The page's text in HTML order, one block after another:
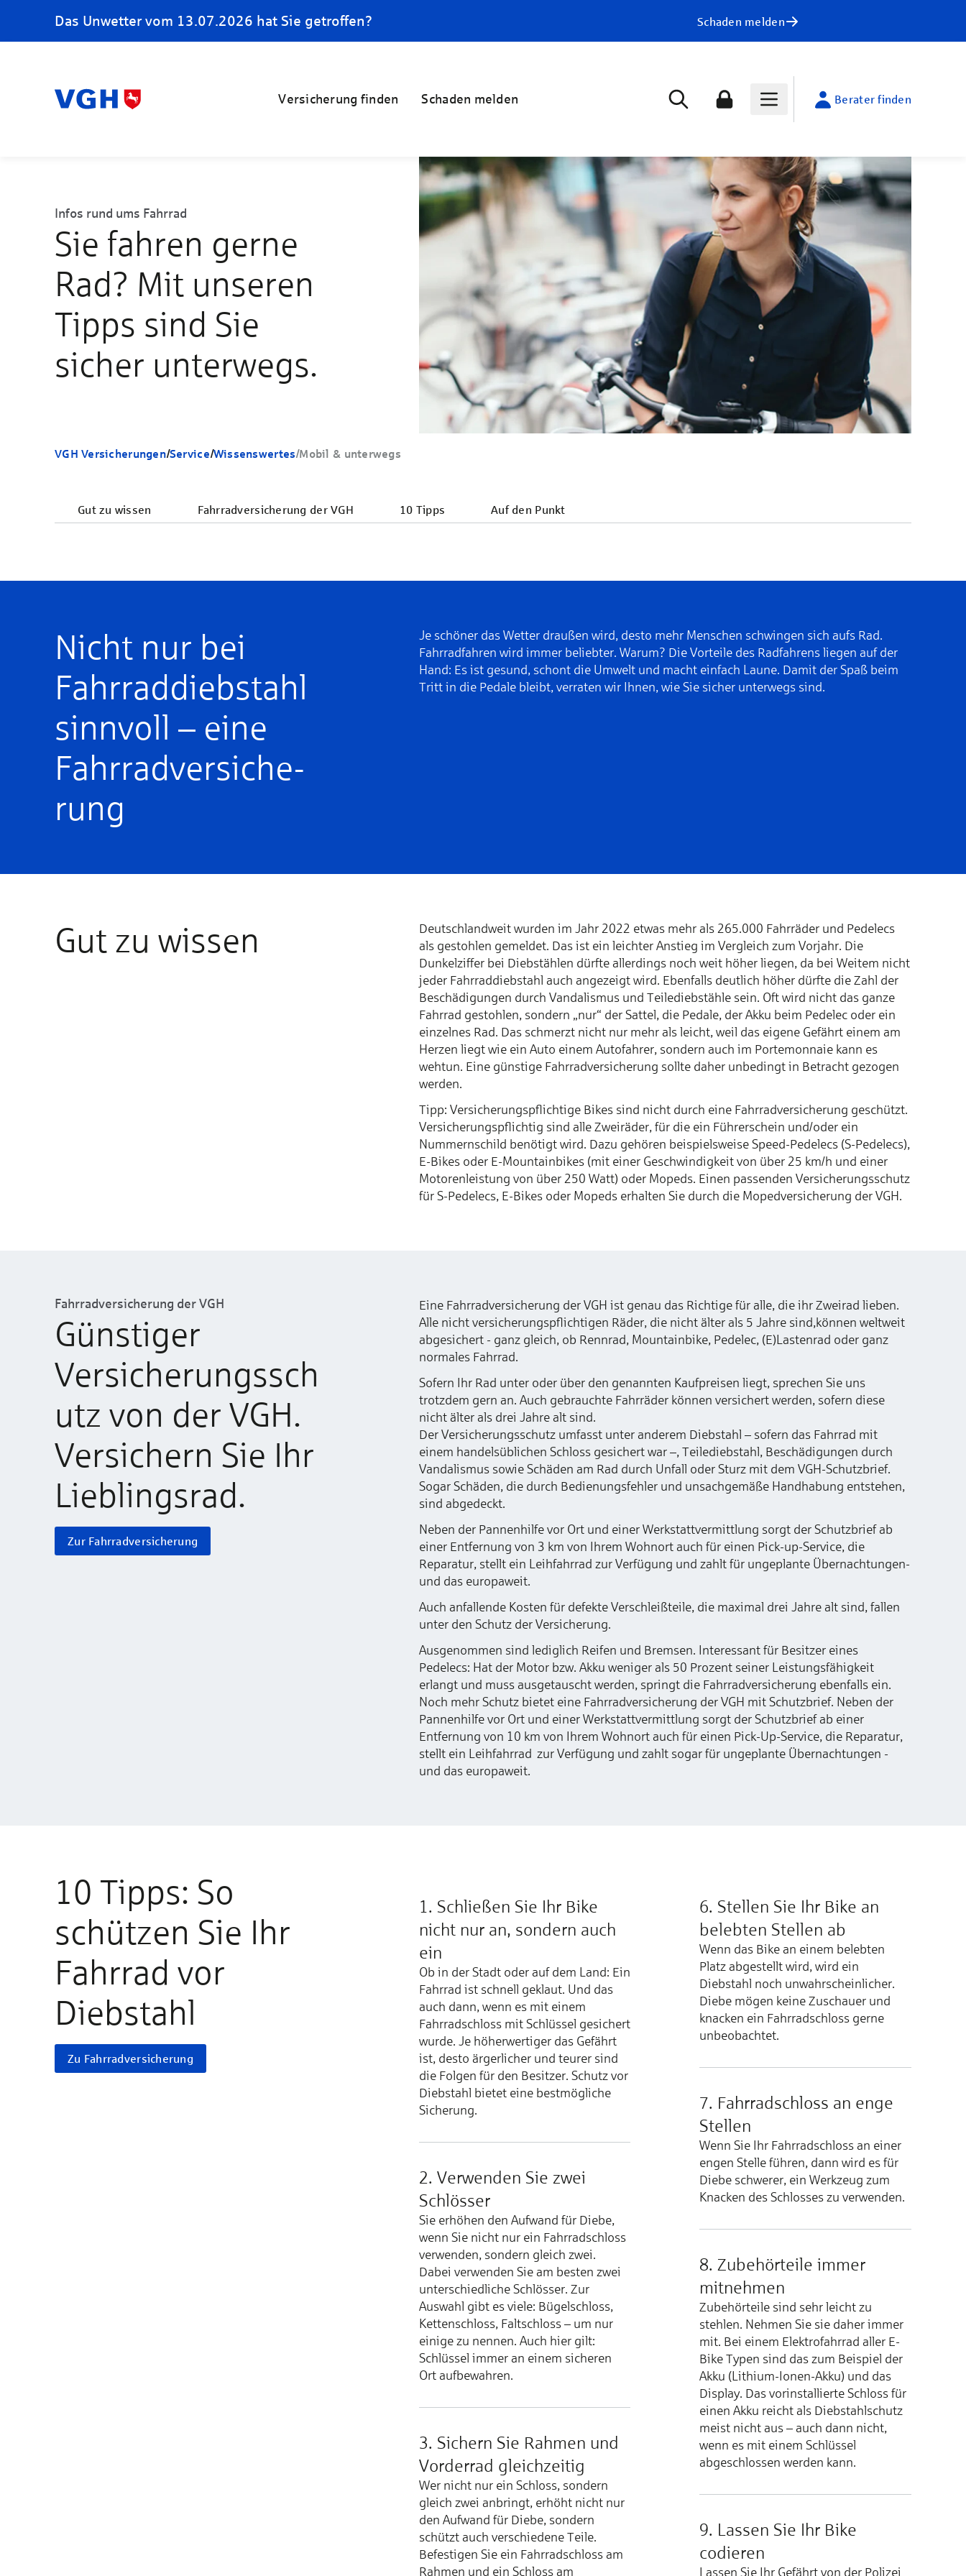
Das Unwetter vom 13.07.2026 hat Sie getroffen? Schaden melden
Versicherung finden Schaden melden Berater finden
Infos rund ums Fahrrad
Sie fahren gerne
Rad? Mit unseren
Tipps sind Sie
sicher unterwegs.
VGH Versicherungen/Service/Wissenswertes/Mobil & unterwegs
Gut zu wissen Fahrradversicherung der VGH 10 Tipps Auf den Punkt
Nicht nur bei
Fahrrad­dieb­stahl
sinnvoll – eine
Fahr­rad­versiche­
rung
Je schöner das Wetter draußen wird, desto mehr Menschen schwingen sich aufs Rad.
Fahrradfahren wird immer beliebter. Warum? Die Vorteile des Radfahrens liegen auf der
Hand: Es ist gesund, schont die Umwelt und macht einfach Laune. Damit der Spaß beim
Tritt in die Pedale bleibt, verraten wir Ihnen, wie Sie sicher unterwegs sind.
Gut zu wissen
Deutschlandweit wurden im Jahr 2022 etwas mehr als 265.000 Fahrräder und Pedelecs
als gestohlen gemeldet. Das ist ein leichter Anstieg im Vergleich zum Vorjahr. Die
Dunkelziffer bei Diebstählen dürfte allerdings noch weit höher liegen, da bei Weitem nicht
jeder Fahrraddiebstahl auch angezeigt wird. Ebenfalls deutlich höher dürfte die Zahl der
Beschädigungen durch Vandalismus und Teilediebstähle sein. Oft wird nicht das ganze
Fahrrad gestohlen, sondern „nur“ der Sattel, die Pedale, der Akku beim Pedelec oder ein
einzelnes Rad. Das schmerzt nicht nur mehr als leicht, weil das eigene Gefährt einem am
Herzen liegt wie ein Auto einem Autofahrer, sondern auch im Portemonnaie kann es
wehtun. Eine günstige Fahrradversicherung sollte daher unbedingt in Betracht gezogen
werden.
Tipp: Versicherungspflichtige Bikes sind nicht durch eine Fahrradversicherung geschützt.
Versicherungspflichtig sind alle Zweiräder, für die ein Führerschein und/oder ein
Nummernschild benötigt wird. Dazu gehören beispielsweise Speed-Pedelecs (S-Pedelecs),
E-Bikes oder E-Mountainbikes (mit einer Geschwindigkeit von über 25 km/h und einer
Motorenleistung von über 250 Watt) oder Mopeds. Einen passenden Versicherungsschutz
für S-Pedelecs, E-Bikes oder Mopeds erhalten Sie durch die Mopedversicherung der VGH.
Fahrradversicherung der VGH
Günstiger
Versicherungssch
utz von der VGH.
Versichern Sie Ihr
Lieblingsrad.
Zur Fahrradversicherung
Eine Fahrradversicherung der VGH ist genau das Richtige für alle, die ihr Zweirad lieben.
Alle nicht versicherungspflichtigen Räder, die nicht älter als 5 Jahre sind,können weltweit
abgesichert - ganz gleich, ob Rennrad, Mountainbike, Pedelec, (E)Lastenrad oder ganz
normales Fahrrad.
Sofern Ihr Rad unter oder über den genannten Kaufpreisen liegt, sprechen Sie uns
trotzdem gern an. Auch gebrauchte Fahrräder können versichert werden, sofern diese
nicht älter als drei Jahre alt sind.
Der Versicherungsschutz umfasst unter anderem Diebstahl – sofern das Fahrrad mit
einem handelsüblichen Schloss gesichert war –, Teilediebstahl, Beschädigungen durch
Vandalismus sowie Schäden am Rad durch Unfall oder Sturz mit dem VGH-Schutzbrief.
Sogar Schäden, die durch Bedienungsfehler und unsachgemäße Handhabung entstehen,
sind abgedeckt.
Neben der Pannenhilfe vor Ort und einer Werkstattvermittlung sorgt der Schutzbrief ab
einer Entfernung von 3 km von Ihrem Wohnort auch für einen Pick-up-Service, die
Reparatur, stellt ein Leihfahrrad zur Verfügung und zahlt für ungeplante Übernachtungen-
und das europaweit.
Auch anfallende Kosten für defekte Verschleißteile, die maximal drei Jahre alt sind, fallen
unter den Schutz der Versicherung.
Ausgenommen sind lediglich Reifen und Bremsen. Interessant für Besitzer eines
Pedelecs: Hat der Motor bzw. Akku weniger als 50 Prozent seiner Leistungsfähigkeit
erlangt und muss ausgetauscht werden, springt die Fahrradversicherung ebenfalls ein.
Noch mehr Schutz bietet eine Fahrradversicherung der VGH mit Schutzbrief. Neben der
Pannenhilfe vor Ort und einer Werkstattvermittlung sorgt der Schutzbrief ab einer
Entfernung von 10 km von Ihrem Wohnort auch für einen Pick-Up-Service, die Reparatur,
stellt ein Leihfahrrad zur Verfügung und zahlt sogar für ungeplante Übernachtungen -
und das europaweit.
10 Tipps: So
schützen Sie Ihr
Fahrrad vor
Diebstahl
Zu Fahrradversicherung
1. Schließen Sie Ihr Bike
nicht nur an, sondern auch
ein
Ob in der Stadt oder auf dem Land: Ein
Fahrrad ist schnell geklaut. Und das
auch dann, wenn es mit einem
Fahrradschloss mit Schlüssel gesichert
wurde. Je höherwertiger das Gefährt
ist, desto ärgerlicher und teurer sind
die Folgen für den Besitzer. Schutz vor
Diebstahl bietet eine bestmögliche
Sicherung.
2. Verwenden Sie zwei
Schlösser
Sie erhöhen den Aufwand für Diebe,
wenn Sie nicht nur ein Fahrradschloss
verwenden, sondern gleich zwei.
Dabei verwenden Sie am besten zwei
unterschiedliche Schlösser. Zur
Auswahl gibt es viele: Bügelschloss,
Kettenschloss, Faltschloss – um nur
einige zu nennen. Auch hier gilt:
Schlüssel immer an einem sicheren
Ort aufbewahren.
3. Sichern Sie Rahmen und
Vorderrad gleichzeitig
Wer nicht nur ein Schloss, sondern
gleich zwei anbringt, erhöht nicht nur
den Aufwand für Diebe, sondern
schützt auch verschiedene Teile.
Befestigen Sie ein Fahrradschloss am
Rahmen und ein Schloss am
6. Stellen Sie Ihr Bike an
belebten Stellen ab
Wenn das Bike an einem belebten
Platz abgestellt wird, wird ein
Diebstahl noch unwahrscheinlicher.
Diebe mögen keine Zuschauer und
knacken ein Fahrradschloss gerne
unbeobachtet.
7. Fahrradschloss an enge
Stellen
Wenn Sie Ihr Fahrradschloss an einer
engen Stelle führen, dann wird es für
Diebe schwerer, ein Werkzeug zum
Knacken des Schlosses zu verwenden.
8. Zubehörteile immer
mitnehmen
Zubehörteile sind sehr leicht zu
stehlen. Nehmen Sie sie daher immer
mit. Bei einem Elektrofahrrad aller E-
Bike Typen sind das zum Beispiel der
Akku (Lithium-Ionen-Akku) und das
Display. Das vorinstallierte Schloss für
einen Akku reicht als Diebstahlschutz
meist nicht aus – auch dann nicht,
wenn es mit einem Schlüssel
abgeschlossen werden kann.
9. Lassen Sie Ihr Bike
codieren
Lassen Sie Ihr Gefährt von der Polizei